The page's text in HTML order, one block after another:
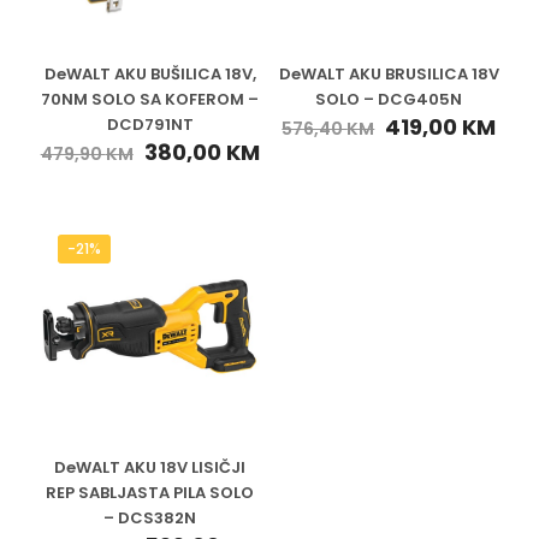
DeWALT AKU BUŠILICA 18V,
70NM SOLO SA KOFEROM –
DCD791NT
479,90KM 380,00 KM
DeWALT AKU BRUSILICA 18V
SOLO – DCG405N
576,40KM 419,00 KM
-21%
DeWALT AKU 18V LISIČJI
REP SABLJASTA PILA SOLO
– DCS382N